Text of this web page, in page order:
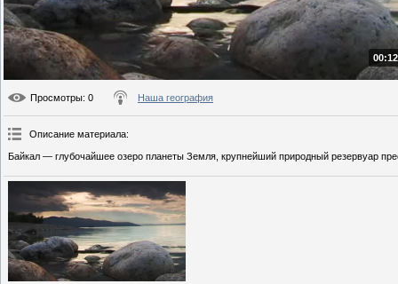
Просмотры: 0 Наша география
Описание материала:
Байкал — глубочайшее озеро планеты Земля, крупнейший природный резервуар